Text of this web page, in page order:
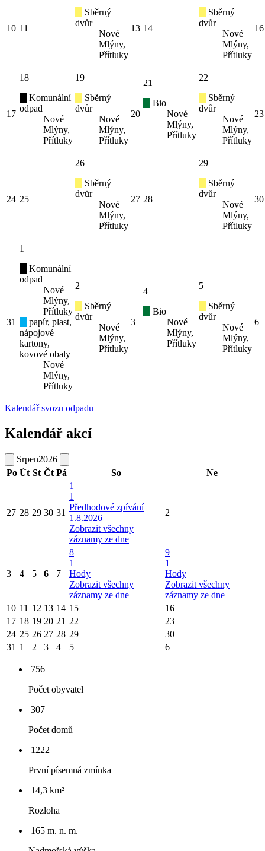
10 11
Sběrný
dvůr
Nové
Mlýny,
Přítluky
13 14
Sběrný
dvůr
Nové
Mlýny,
Přítluky
16
17
18
Komunální
odpad
Nové
Mlýny,
Přítluky
19
Sběrný
dvůr
Nové
Mlýny,
Přítluky
20
21
Bio
Nové
Mlýny,
Přítluky
22
Sběrný
dvůr
Nové
Mlýny,
Přítluky
23
24 25
26
Sběrný
dvůr
Nové
Mlýny,
Přítluky
27 28
29
Sběrný
dvůr
Nové
Mlýny,
Přítluky
30
31
1
Komunální
odpad
Nové
Mlýny,
Přítluky
papír, plast,
nápojové
kartony,
kovové obaly
Nové
Mlýny,
Přítluky
2
Sběrný
dvůr
Nové
Mlýny,
Přítluky
3
4
Bio
Nové
Mlýny,
Přítluky
5
Sběrný
dvůr
Nové
Mlýny,
Přítluky
6
Kalendář svozu odpadu
Kalendář akcí
Srpen2026
Po Út St Čt Pá So Ne
27 28 29 30 31
1
1
Předhodové zpívání
1.8.2026
Zobrazit všechny
záznamy ze dne
2
3 4 5 6 7
8
1
Hody
Zobrazit všechny
záznamy ze dne
9
1
Hody
Zobrazit všechny
záznamy ze dne
10 11 12 13 14 15
16
17 18 19 20 21 22
23
24 25 26 27 28 29
30
31 1 2 3 4 5 6
756
Počet obyvatel
307
Počet domů
1222
První písemná zmínka
14,3 km²
Rozloha
165 m. n. m.